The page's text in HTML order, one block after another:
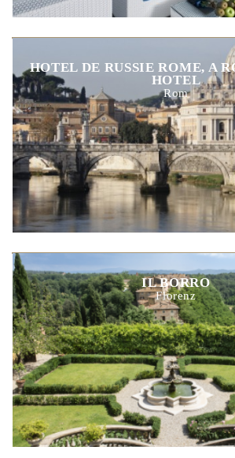
HOTEL DE RUSSIE ROME, A
HOTEL
Rom
IL BORRO
Florenz